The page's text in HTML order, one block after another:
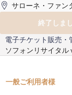
サローネ・ファン
終了しま
電子チケット販売
ソフォンリサイタル
一般ご利用者様